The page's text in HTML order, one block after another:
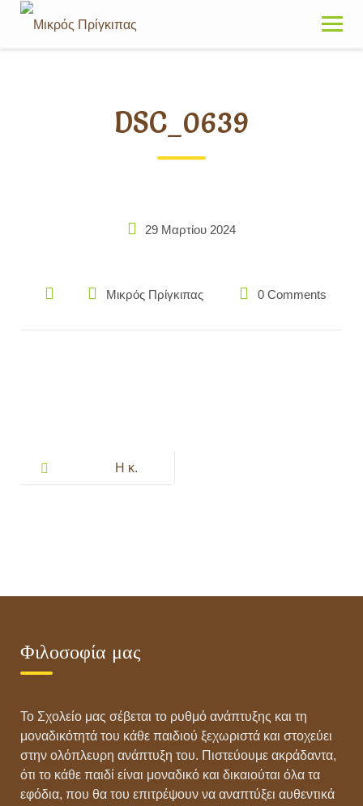
Skip
content
DSC_0639
29 Μαρτίου 2024
Μικρός Πρίγκιπας 0 Comments
navigation
Η κ.
Φιλοσοφία μας
Το Σχολείο μας σέβεται το ρυθμό ανάπτυξης και τη
μοναδικότητά του κάθε παιδιού ξεχωριστά και στοχεύει
στην ολόπλευρη ανάπτυξη του. Πιστεύουμε ακράδαντα,
ότι το κάθε παιδί είναι μοναδικό και δικαιούται όλα τα
εφόδια, που θα του επιτρέψουν να αναπτύξει αυθεντικά